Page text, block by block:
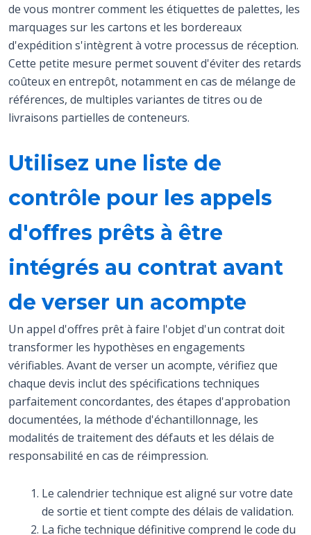
de vous montrer comment les étiquettes de palettes, les
marquages sur les cartons et les bordereaux
d'expédition s'intègrent à votre processus de réception.
Cette petite mesure permet souvent d'éviter des retards
coûteux en entrepôt, notamment en cas de mélange de
références, de multiples variantes de titres ou de
livraisons partielles de conteneurs.
Utilisez une liste de
contrôle pour les appels
d'offres prêts à être
intégrés au contrat avant
de verser un acompte
Un appel d'offres prêt à faire l'objet d'un contrat doit
transformer les hypothèses en engagements
vérifiables. Avant de verser un acompte, vérifiez que
chaque devis inclut des spécifications techniques
parfaitement concordantes, des étapes d'approbation
documentées, la méthode d'échantillonnage, les
modalités de traitement des défauts et les délais de
responsabilité en cas de réimpression.
Le calendrier technique est aligné sur votre date
de sortie et tient compte des délais de validation.
La fiche technique définitive comprend le code du